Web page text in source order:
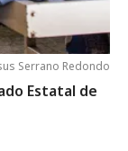
Serrano Redondo
Estatal de